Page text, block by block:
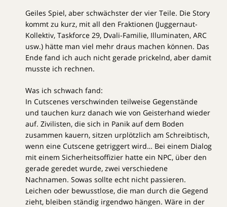
Geiles Spiel, aber schwächster der vier Teile. Die Story
kommt zu kurz, mit all den Fraktionen (Juggernaut-
Kollektiv, Taskforce 29, Dvali-Familie, Illuminaten, ARC
usw.) hätte man viel mehr draus machen können. Das
Ende fand ich auch nicht gerade prickelnd, aber damit
musste ich rechnen.
Was ich schwach fand:
In Cutscenes verschwinden teilweise Gegenstände
und tauchen kurz danach wie von Geisterhand wieder
auf. Zivilisten, die sich in Panik auf dem Boden
zusammen kauern, sitzen urplötzlich am Schreibtisch,
wenn eine Cutscene getriggert wird… Bei einem Dialog
mit einem Sicherheitsoffizier hatte ein NPC, über den
gerade geredet wurde, zwei verschiedene
Nachnamen. Sowas sollte echt nicht passieren.
Leichen oder bewusstlose, die man durch die Gegend
zieht, bleiben ständig irgendwo hängen. Wäre in der